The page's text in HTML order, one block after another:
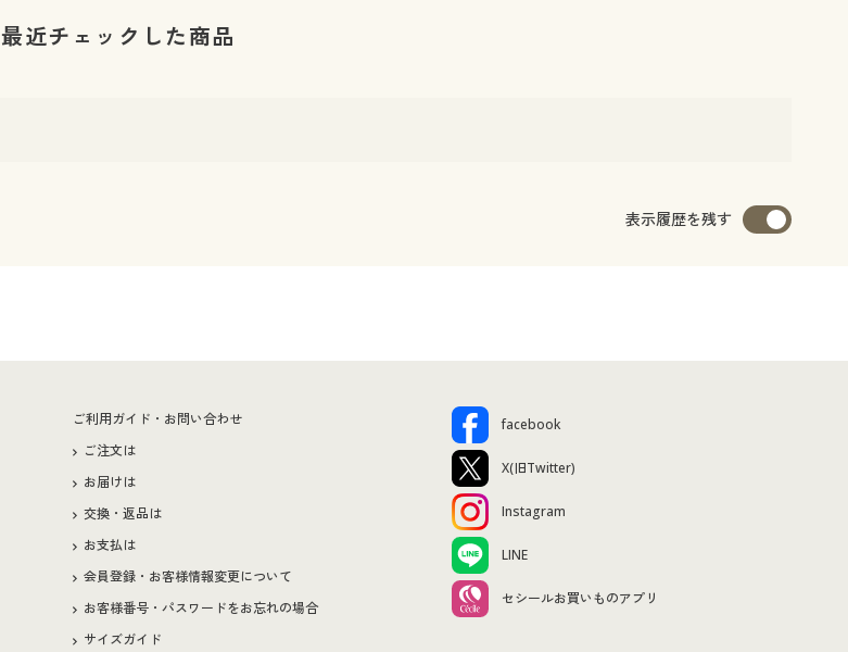
最近チェックした商品
表示履歴を残す
ご利用ガイド・お問い合わせ
ご注文は
お届けは
交換・返品は
お支払は
会員登録・お客様情報変更について
お客様番号・パスワードをお忘れの場合
サイズガイド
facebook
X(旧Twitter)
Instagram
LINE
セシールお買いものアプリ